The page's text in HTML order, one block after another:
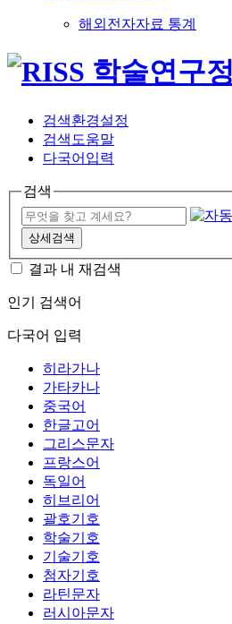
해외전자자료 통계
검색환경설정
검색도움말
다국어입력
검색
상세검색
결과 내 재검색
인기 검색어
다국어 입력
히라가나
가타카나
중국어
한글고어
그리스문자
프랑스어
독일어
히브리어
괄호기호
학술기호
기술기호
첨자기호
라틴문자
러시아문자